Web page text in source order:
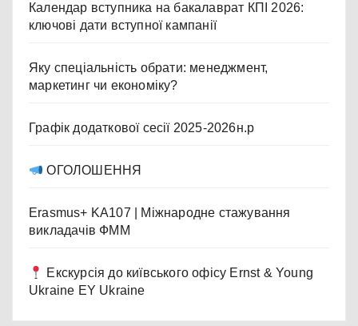
Календар вступника на бакалаврат КПІ 2026:
ключові дати вступної кампанії
Яку спеціальність обрати: менеджмент,
маркетинг чи економіку?
Графік додаткової сесії 2025-2026н.р
ОГОЛОШЕННЯ
Erasmus+ KA107 | Міжнародне стажування
викладачів ФММ
Екскурсія до київського офісу Ernst & Young
Ukraine EY Ukraine